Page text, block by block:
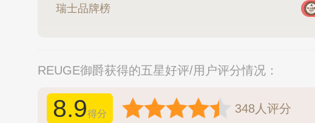
瑞士品牌榜
REUGE御爵获得的五星好评/用户评分情况：
8.9得分 348人评分